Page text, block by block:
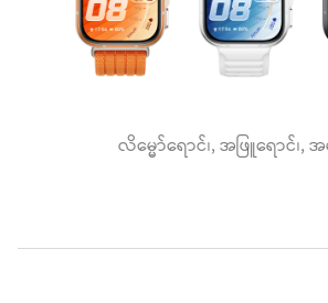
လိမ္မော်ရောင်၊, အဖြူရောင်၊,